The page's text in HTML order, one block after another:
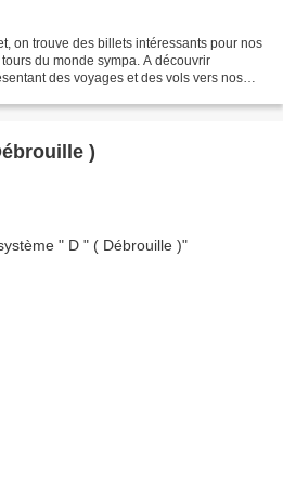
on trouve des billets intéressants pour nos
du monde sympa. A découvrir
des voyages et des vols vers nos
)